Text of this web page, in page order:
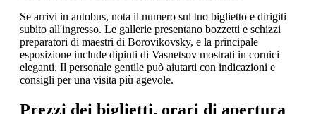
Se arrivi in autobus, nota il numero sul tuo biglietto e dirigiti
subito all'ingresso. Le gallerie presentano bozzetti e schizzi
preparatori di maestri di Borovikovsky, e la principale
esposizione include dipinti di Vasnetsov mostrati in cornici
eleganti. Il personale gentile può aiutarti con indicazioni e
consigli per una visita più agevole.
Prezzi dei biglietti, orari di apertura